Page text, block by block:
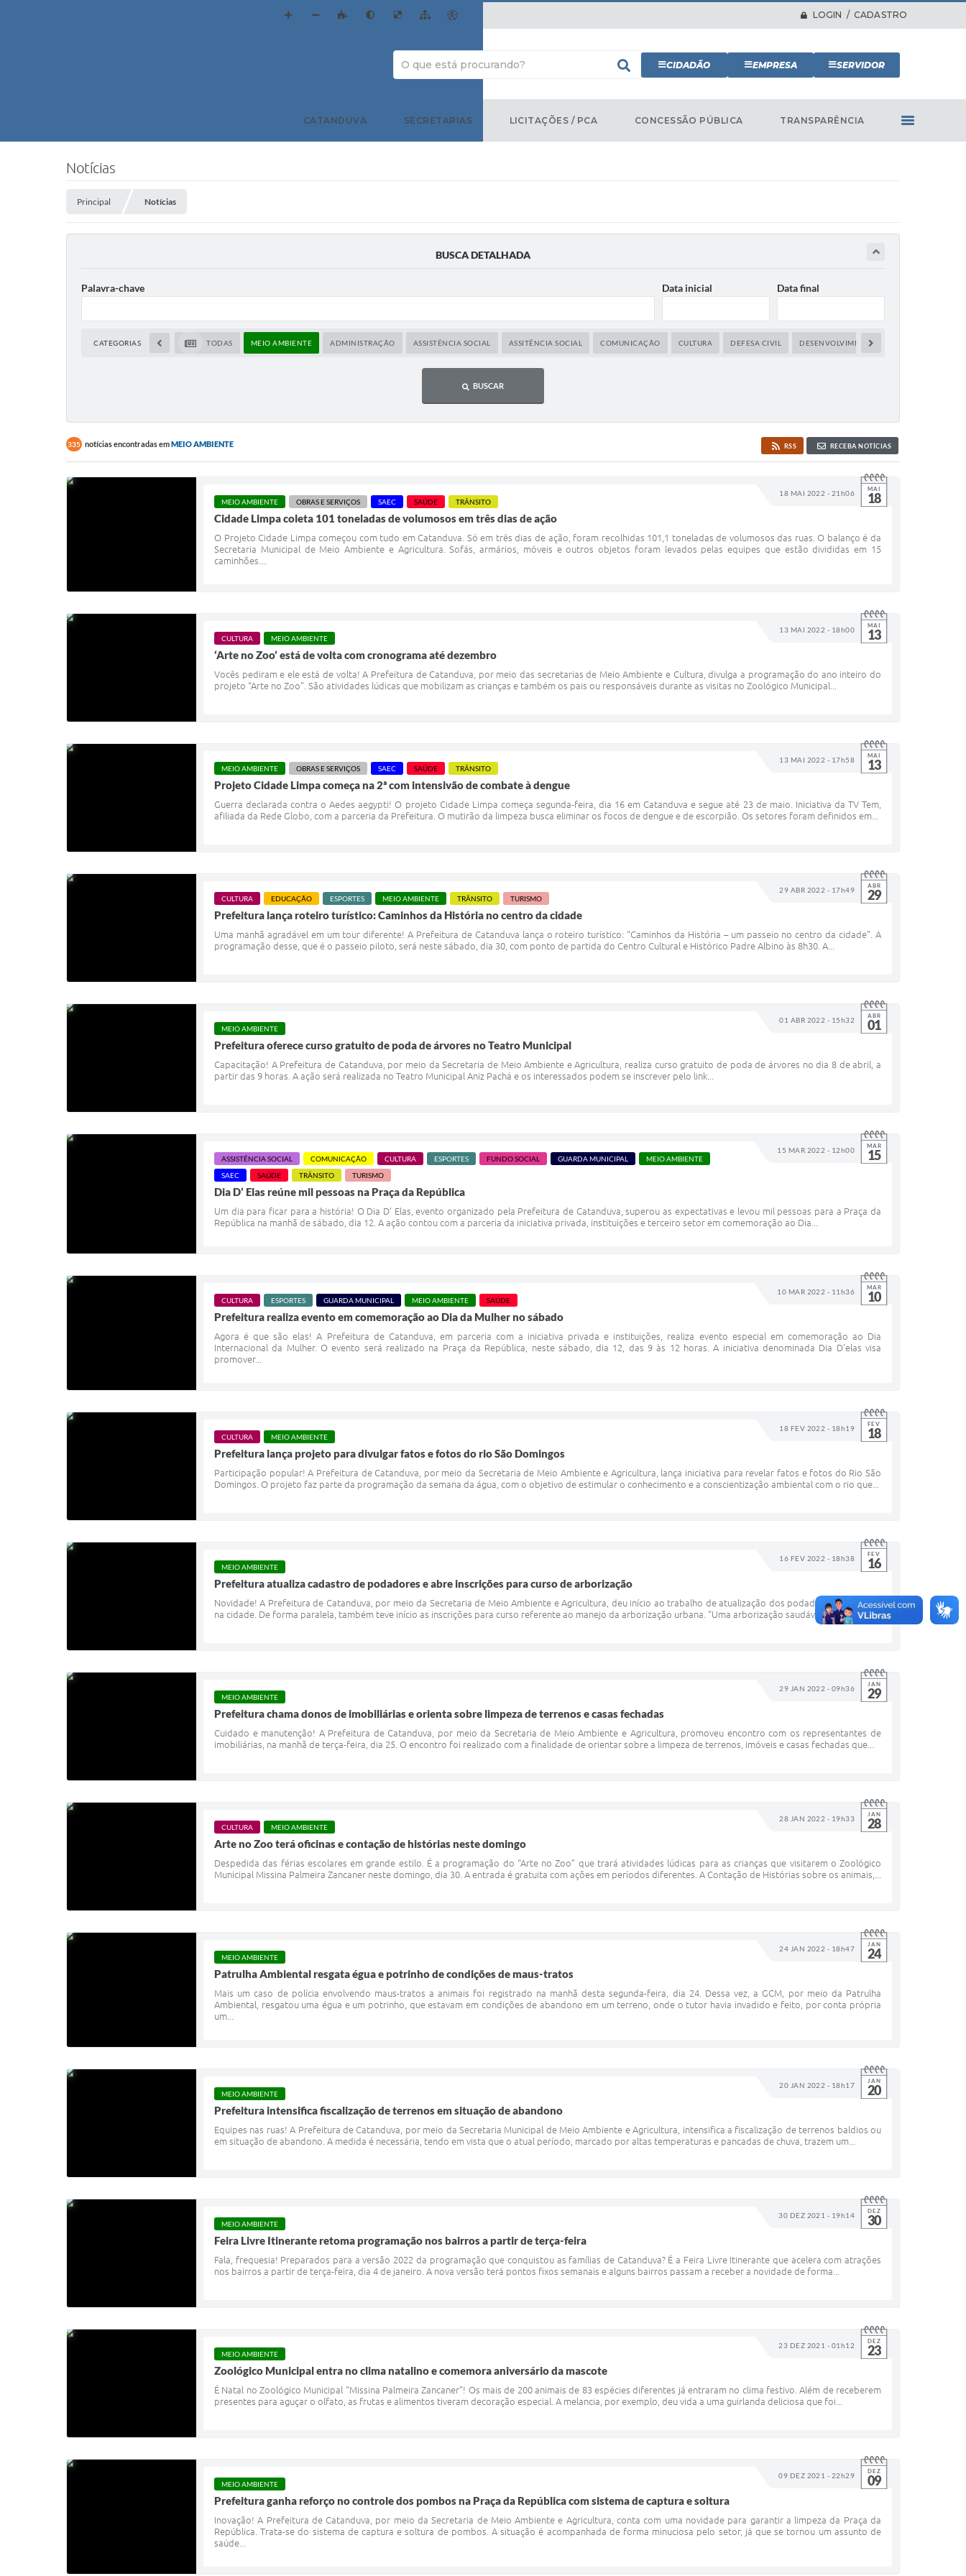
LOGIN / CADASTRO
CIDADÃO EMPRESA SERVIDOR
CATANDUVA SECRETARIAS LICITAÇÕES / PCA CONCESSÃO PÚBLICA TRANSPARÊNCIA
Notícias
Principal Notícias
BUSCA DETALHADA
Palavra-chave Data inicial Data final
CATEGORIAS TODAS MEIO AMBIENTE ADMINISTRAÇÃO ASSISTÊNCIA SOCIAL ASSITÊNCIA SOCIAL COMUNICAÇÃO CULTURA DEFESA CIVIL DESENVOLVIMENTO
BUSCAR
335 notícias encontradas emMEIO AMBIENTE RSS RECEBA NOTÍCIAS
18 MAI 2022 - 21h06 MAI
18
MEIO AMBIENTE OBRAS E SERVIÇOS SAEC SAÚDE TRÂNSITO
Cidade Limpa coleta 101 toneladas de volumosos em três dias de ação
O Projeto Cidade Limpa começou com tudo em Catanduva. Só em três dias de ação, foram recolhidas 101,1 toneladas de volumosos das ruas. O balanço é da
Secretaria Municipal de Meio Ambiente e Agricultura. Sofás, armários, móveis e outros objetos foram levados pelas equipes que estão divididas em 15
caminhões....
13 MAI 2022 - 18h00 MAI
13
CULTURA MEIO AMBIENTE
‘Arte no Zoo’ está de volta com cronograma até dezembro
Vocês pediram e ele está de volta! A Prefeitura de Catanduva, por meio das secretarias de Meio Ambiente e Cultura, divulga a programação do ano inteiro do
projeto “Arte no Zoo”. São atividades lúdicas que mobilizam as crianças e também os pais ou responsáveis durante as visitas no Zoológico Municipal...
13 MAI 2022 - 17h58 MAI
13
MEIO AMBIENTE OBRAS E SERVIÇOS SAEC SAÚDE TRÂNSITO
Projeto Cidade Limpa começa na 2ª com intensivão de combate à dengue
Guerra declarada contra o Aedes aegypti! O projeto Cidade Limpa começa segunda-feira, dia 16 em Catanduva e segue até 23 de maio. Iniciativa da TV Tem,
afiliada da Rede Globo, com a parceria da Prefeitura. O mutirão da limpeza busca eliminar os focos de dengue e de escorpião. Os setores foram definidos em...
29 ABR 2022 - 17h49 ABR
29
CULTURA EDUCAÇÃO ESPORTES MEIO AMBIENTE TRÂNSITO TURISMO
Prefeitura lança roteiro turístico: Caminhos da História no centro da cidade
Uma manhã agradável em um tour diferente! A Prefeitura de Catanduva lança o roteiro turístico: “Caminhos da História – um passeio no centro da cidade”. A
programação desse, que é o passeio piloto, será neste sábado, dia 30, com ponto de partida do Centro Cultural e Histórico Padre Albino às 8h30. A...
01 ABR 2022 - 15h32 ABR
01
MEIO AMBIENTE
Prefeitura oferece curso gratuito de poda de árvores no Teatro Municipal
Capacitação! A Prefeitura de Catanduva, por meio da Secretaria de Meio Ambiente e Agricultura, realiza curso gratuito de poda de árvores no dia 8 de abril, a
partir das 9 horas. A ação será realizada no Teatro Municipal Aniz Pachá e os interessados podem se inscrever pelo link...
15 MAR 2022 - 12h00 MAR
15
ASSISTÊNCIA SOCIAL COMUNICAÇÃO CULTURA ESPORTES FUNDO SOCIAL GUARDA MUNICIPAL
MEIO AMBIENTE
SAEC
SAÚDE TRÂNSITO TURISMO
Dia D’ Elas reúne mil pessoas na Praça da República
Um dia para ficar para a história! O Dia D’ Elas, evento organizado pela Prefeitura de Catanduva, superou as expectativas e levou mil pessoas para a Praça da
República na manhã de sábado, dia 12. A ação contou com a parceria da iniciativa privada, instituições e terceiro setor em comemoração ao Dia...
10 MAR 2022 - 11h36 MAR
10
CULTURA ESPORTES GUARDA MUNICIPAL MEIO AMBIENTE SAÚDE
Prefeitura realiza evento em comemoração ao Dia da Mulher no sábado
Agora é que são elas! A Prefeitura de Catanduva, em parceria com a iniciativa privada e instituições, realiza evento especial em comemoração ao Dia
Internacional da Mulher. O evento será realizado na Praça da República, neste sábado, dia 12, das 9 às 12 horas. A iniciativa denominada Dia D’elas visa
promover...
18 FEV 2022 - 18h19 FEV
18
CULTURA MEIO AMBIENTE
Prefeitura lança projeto para divulgar fatos e fotos do rio São Domingos
Participação popular! A Prefeitura de Catanduva, por meio da Secretaria de Meio Ambiente e Agricultura, lança iniciativa para revelar fatos e fotos do Rio São
Domingos. O projeto faz parte da programação da semana da água, com o objetivo de estimular o conhecimento e a conscientização ambiental com o rio que...
16 FEV 2022 - 18h38 FEV
16
MEIO AMBIENTE
Prefeitura atualiza cadastro de podadores e abre inscrições para curso de arborização
Novidade! A Prefeitura de Catanduva, por meio da Secretaria de Meio Ambiente e Agricultura, deu início ao trabalho de atualização dos podadores que atuam
na cidade. De forma paralela, também teve início as inscrições para curso referente ao manejo da arborização urbana. “Uma arborização saudável traz muitos...
29 JAN 2022 - 09h36 JAN
29
MEIO AMBIENTE
Prefeitura chama donos de imobiliárias e orienta sobre limpeza de terrenos e casas fechadas
Cuidado e manutenção! A Prefeitura de Catanduva, por meio da Secretaria de Meio Ambiente e Agricultura, promoveu encontro com os representantes de
imobiliárias, na manhã de terça-feira, dia 25. O encontro foi realizado com a finalidade de orientar sobre a limpeza de terrenos, imóveis e casas fechadas que...
28 JAN 2022 - 19h33 JAN
28
CULTURA MEIO AMBIENTE
Arte no Zoo terá oficinas e contação de histórias neste domingo
Despedida das férias escolares em grande estilo. É a programação do “Arte no Zoo” que trará atividades lúdicas para as crianças que visitarem o Zoológico
Municipal Missina Palmeira Zancaner neste domingo, dia 30. A entrada é gratuita com ações em períodos diferentes. A Contação de Histórias sobre os animais,...
24 JAN 2022 - 18h47 JAN
24
MEIO AMBIENTE
Patrulha Ambiental resgata égua e potrinho de condições de maus-tratos
Mais um caso de polícia envolvendo maus-tratos a animais foi registrado na manhã desta segunda-feira, dia 24. Dessa vez, a GCM, por meio da Patrulha
Ambiental, resgatou uma égua e um potrinho, que estavam em condições de abandono em um terreno, onde o tutor havia invadido e feito, por conta própria
um...
20 JAN 2022 - 18h17 JAN
20
MEIO AMBIENTE
Prefeitura intensifica fiscalização de terrenos em situação de abandono
Equipes nas ruas! A Prefeitura de Catanduva, por meio da Secretaria Municipal de Meio Ambiente e Agricultura, intensifica a fiscalização de terrenos baldios ou
em situação de abandono. A medida é necessária, tendo em vista que o atual período, marcado por altas temperaturas e pancadas de chuva, trazem um...
30 DEZ 2021 - 19h14 DEZ
30
MEIO AMBIENTE
Feira Livre Itinerante retoma programação nos bairros a partir de terça-feira
Fala, frequesia! Preparados para a versão 2022 da programação que conquistou as famílias de Catanduva? É a Feira Livre Itinerante que acelera com atrações
nos bairros a partir de terça-feira, dia 4 de janeiro. A nova versão terá pontos fixos semanais e alguns bairros passam a receber a novidade de forma...
23 DEZ 2021 - 01h12 DEZ
23
MEIO AMBIENTE
Zoológico Municipal entra no clima natalino e comemora aniversário da mascote
É Natal no Zoológico Municipal “Missina Palmeira Zancaner”! Os mais de 200 animais de 83 espécies diferentes já entraram no clima festivo. Além de receberem
presentes para aguçar o olfato, as frutas e alimentos tiveram decoração especial. A melancia, por exemplo, deu vida a uma guirlanda deliciosa que foi...
09 DEZ 2021 - 22h29 DEZ
09
MEIO AMBIENTE
Prefeitura ganha reforço no controle dos pombos na Praça da República com sistema de captura e soltura
Inovação! A Prefeitura de Catanduva, por meio da Secretaria de Meio Ambiente e Agricultura, conta com uma novidade para garantir a limpeza da Praça da
República. Trata-se do sistema de captura e soltura de pombos. A situação é acompanhada de forma minuciosa pelo setor, já que se tornou um assunto de
saúde...